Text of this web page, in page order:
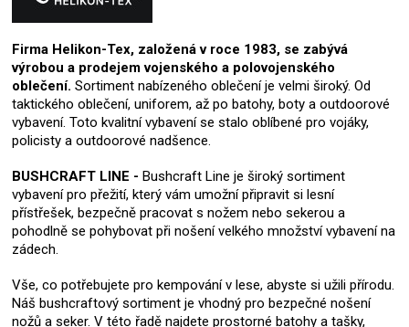
Firma Helikon-Tex, založená v roce 1983, se zabývá
výrobou a prodejem vojenského a polovojenského
oblečení. Sortiment nabízeného oblečení je velmi široký. Od
taktického oblečení, uniforem, až po batohy, boty a outdoorové
vybavení. Toto kvalitní vybavení se stalo oblíbené pro vojáky,
policisty a outdoorové nadšence.
BUSHCRAFT LINE - Bushcraft Line je široký sortiment
vybavení pro přežití, který vám umožní připravit si lesní
přístřešek, bezpečně pracovat s nožem nebo sekerou a
pohodlně se pohybovat při nošení velkého množství vybavení na
zádech.
Vše, co potřebujete pro kempování v lese, abyste si užili přírodu.
Náš bushcraftový sortiment je vhodný pro bezpečné nošení
nožů a seker. V této řadě najdete prostorné batohy a tašky,